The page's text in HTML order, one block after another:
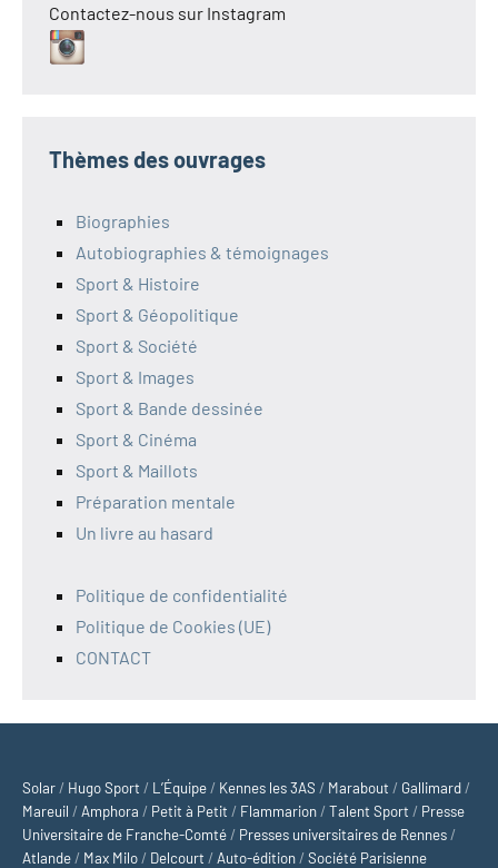
Contactez-nous sur Instagram
Thèmes des ouvrages
Biographies
Autobiographies & témoignages
Sport & Histoire
Sport & Géopolitique
Sport & Société
Sport & Images
Sport & Bande dessinée
Sport & Cinéma
Sport & Maillots
Préparation mentale
Un livre au hasard
Politique de confidentialité
Politique de Cookies (UE)
CONTACT
Solar / Hugo Sport / L’Équipe / Kennes les 3AS / Marabout / Gallimard /
Mareuil / Amphora / Petit à Petit / Flammarion /Talent Sport / Presse
Universitaire de Franche-Comté / Presses universitaires de Rennes /
Atlande / Max Milo / Delcourt / Auto-édition /Société Parisienne